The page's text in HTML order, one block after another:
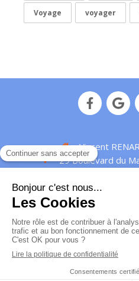
Voyage voyager
Vincent
29 Boulevard du
Mentions
© Vincent Renard - 2016 -